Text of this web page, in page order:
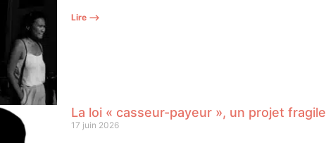
Lire ⟶
La loi « casseur-payeur », un projet fragile
17 juin 2026